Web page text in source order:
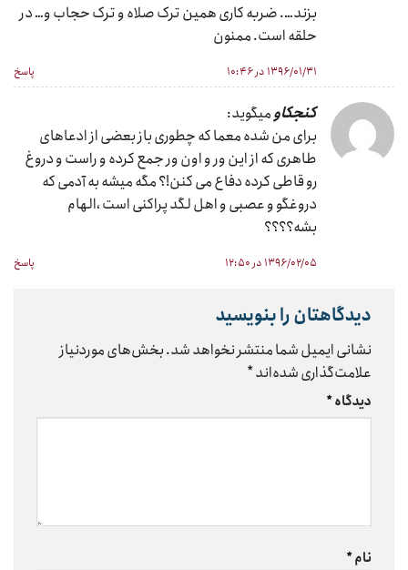
بزند…. ضربه کاری همین ترک صلاه و ترک حجاب و… در
حلقه است. ممنون
۱۳۹۶/۰۱/۳۱ در ۱۰:۴۶ پاسخ
کنجکاومیگوید:
برای من شده معما که چطوری باز بعضی از ادعاهای
طاهری که از این ور و اون ور جمع کرده و راست و دروغ
رو قاطی کرده دفاع می کنن!؟ مگه میشه به آدمی که
دروغگو و عصبی و اهل لگد پراکنی است ،الهام
بشه؟؟؟؟
۱۳۹۶/۰۲/۰۵ در ۱۲:۵۰ پاسخ
دیدگاهتان را بنویسید
نشانی ایمیل شما منتشر نخواهد شد.بخش‌های موردنیاز
علامت‌گذاری شده‌اند*
دیدگاه*
نام*